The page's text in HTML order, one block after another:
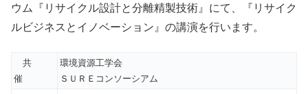
ウム『リサイクル設計と分離精製技術』にて、『リサイク
ルビジネスとイノベーション』の講演を行います。
共
催
環境資源工学会
ＳＵＲＥコンソーシアム